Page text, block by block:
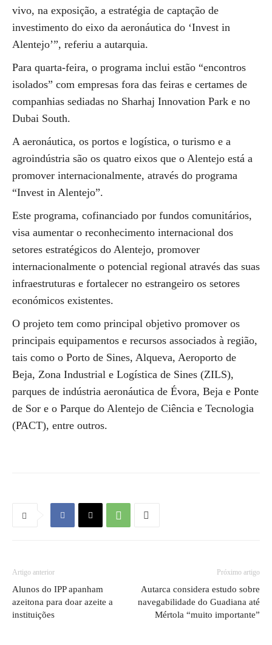
vivo, na exposição, a estratégia de captação de
investimento do eixo da aeronáutica do ‘Invest in
Alentejo’”, referiu a autarquia.
Para quarta-feira, o programa inclui estão “encontros
isolados” com empresas fora das feiras e certames de
companhias sediadas no Sharhaj Innovation Park e no
Dubai South.
A aeronáutica, os portos e logística, o turismo e a
agroindústria são os quatro eixos que o Alentejo está a
promover internacionalmente, através do programa
“Invest in Alentejo”.
Este programa, cofinanciado por fundos comunitários,
visa aumentar o reconhecimento internacional dos
setores estratégicos do Alentejo, promover
internacionalmente o potencial regional através das suas
infraestruturas e fortalecer no estrangeiro os setores
económicos existentes.
O projeto tem como principal objetivo promover os
principais equipamentos e recursos associados à região,
tais como o Porto de Sines, Alqueva, Aeroporto de
Beja, Zona Industrial e Logística de Sines (ZILS),
parques de indústria aeronáutica de Évora, Beja e Ponte
de Sor e o Parque do Alentejo de Ciência e Tecnologia
(PACT), entre outros.
Artigo anterior
Alunos do IPP apanham
azeitona para doar azeite a
instituições
Próximo artigo
Autarca considera estudo sobre
navegabilidade do Guadiana até
Mértola “muito importante”